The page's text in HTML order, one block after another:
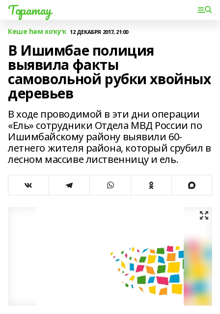
Торатау
Кеше һәм хоҡуҡ 12 ДЕКАБРЯ 2017, 21:00
В Ишимбае полиция
выявила факты
самовольной рубки хвойных
деревьев
В ходе проводимой в эти дни операции
«Ель» сотрудники Отдела МВД России по
Ишимбайскому району выявили 60-
летнего жителя района, который срубил в
лесном массиве лиственницу и ель.